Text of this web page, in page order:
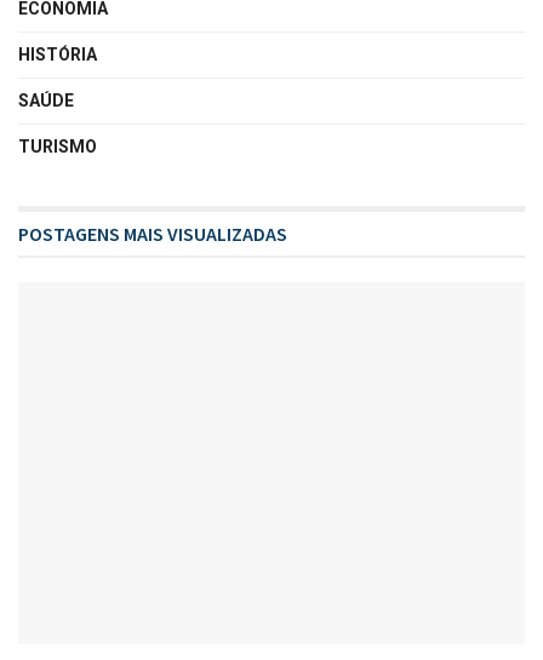
ECONOMIA
HISTÓRIA
SAÚDE
TURISMO
POSTAGENS MAIS VISUALIZADAS